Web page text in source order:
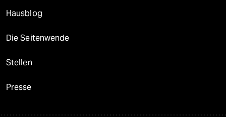
Hausblog
Die Seitenwende
Stellen
Presse